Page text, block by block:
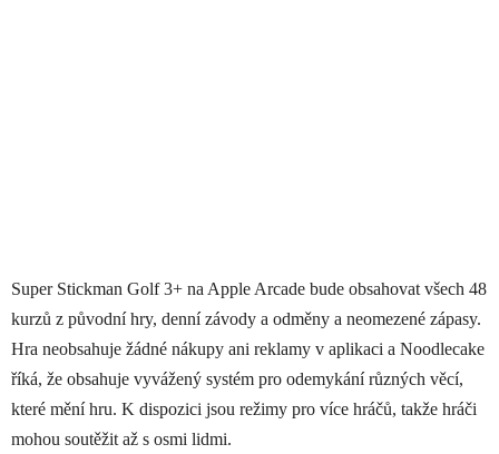
Super Stickman Golf 3+ na ‌Apple Arcade‌ bude obsahovat všech 48
kurzů z původní hry, denní závody a odměny a neomezené zápasy.
Hra neobsahuje žádné nákupy ani reklamy v aplikaci a Noodlecake
říká, že obsahuje vyvážený systém pro odemykání různých věcí,
které mění hru. K dispozici jsou režimy pro více hráčů, takže hráči
mohou soutěžit až s osmi lidmi.